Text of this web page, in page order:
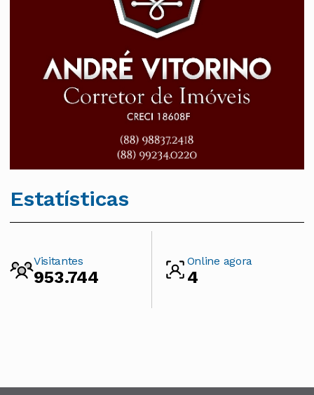
Estatísticas
Visitantes
953.744
Online agora
4